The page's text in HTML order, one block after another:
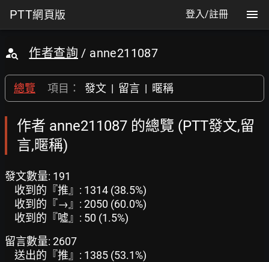
PTT網頁版 登入/註冊
作者查詢 / anne211087
總覽 項目： 發文 | 留言 | 暱稱
作者 anne211087 的總覽 (PTT發文,留
言,暱稱)
發文數量: 191
收到的『推』: 1314 (38.5%)
收到的『→』: 2050 (60.0%)
收到的『噓』: 50 (1.5%)
留言數量: 2607
送出的『推』: 1385 (53.1%)